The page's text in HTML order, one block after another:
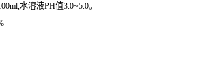
水溶液PH值3.0~5.0。